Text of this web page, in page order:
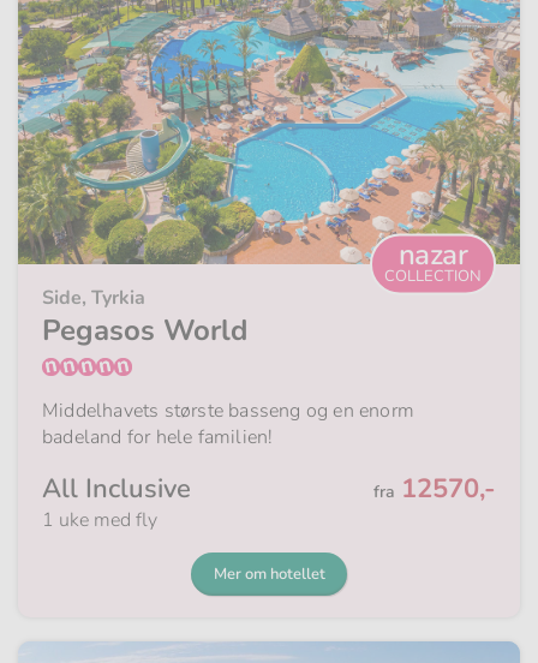
nazar
COLLECTION
Side, Tyrkia
Pegasos World
Middelhavets største basseng og en enorm
badeland for hele familien!
All Inclusive Fra
fra 12570,-
1 uke med fly
Mer om hotellet